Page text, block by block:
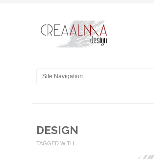
DESIGN
TAGGED WITH